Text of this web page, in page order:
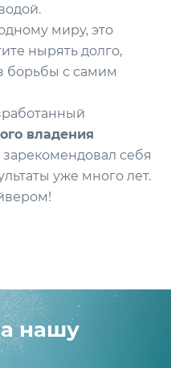
миру, это
нырять долго,
борьбы с самим
владения
себя
уже много лет.
нашу